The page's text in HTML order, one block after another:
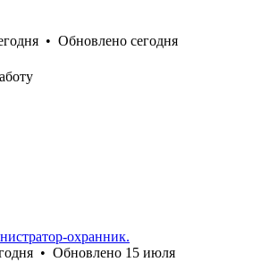
• Обновлено сегодня
охранник.
• Обновлено 15 июля